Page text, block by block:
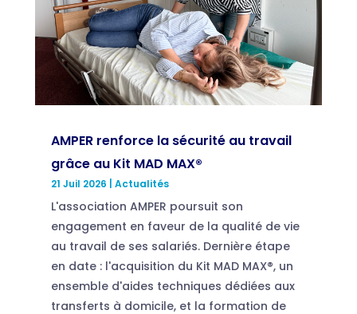
AMPER renforce la sécurité au travail
grâce au Kit MAD MAX®
21 Juil 2026 Actualités
L'association AMPER poursuit son
engagement en faveur de la qualité de vie
au travail de ses salariés. Dernière étape
en date : l'acquisition du Kit MAD MAX®, un
ensemble d'aides techniques dédiées aux
transferts à domicile, et la formation de